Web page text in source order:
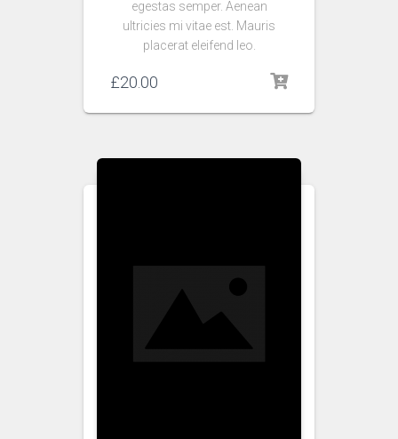
egestas semper. Aenean
ultricies mi vitae est. Mauris
placerat eleifend leo.
£20.00